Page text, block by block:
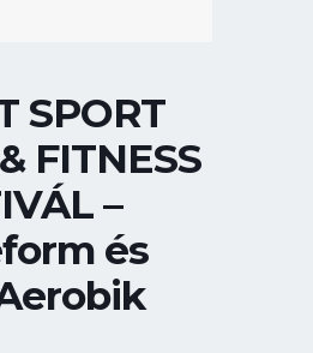
SPORT
FITNESS
–
és